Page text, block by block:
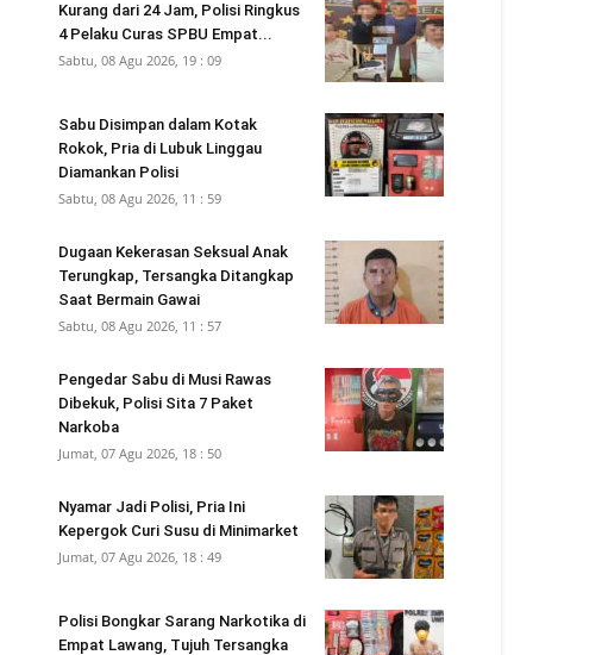
Kurang dari 24 Jam, Polisi Ringkus
4 Pelaku Curas SPBU Empat...
Sabtu, 08 Agu 2026, 19 : 09
Sabu Disimpan dalam Kotak
Rokok, Pria di Lubuk Linggau
Diamankan Polisi
Sabtu, 08 Agu 2026, 11 : 59
Dugaan Kekerasan Seksual Anak
Terungkap, Tersangka Ditangkap
Saat Bermain Gawai
Sabtu, 08 Agu 2026, 11 : 57
Pengedar Sabu di Musi Rawas
Dibekuk, Polisi Sita 7 Paket
Narkoba
Jumat, 07 Agu 2026, 18 : 50
Nyamar Jadi Polisi, Pria Ini
Kepergok Curi Susu di Minimarket
Jumat, 07 Agu 2026, 18 : 49
Polisi Bongkar Sarang Narkotika di
Empat Lawang, Tujuh Tersangka